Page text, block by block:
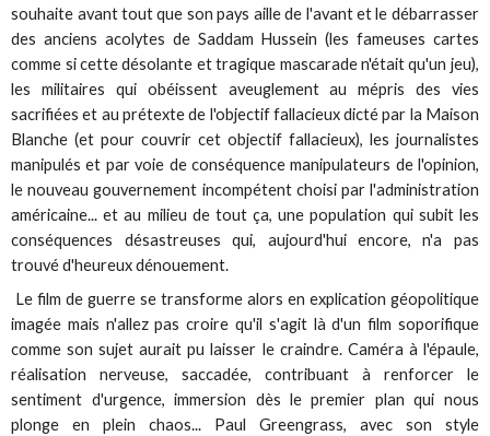
souhaite avant tout que son pays aille de l'avant et le débarrasser
des anciens acolytes de Saddam Hussein (les fameuses cartes
comme si cette désolante et tragique mascarade n'était qu'un jeu),
les militaires qui obéissent aveuglement au mépris des vies
sacrifiées et au prétexte de l'objectif fallacieux dicté par la Maison
Blanche (et pour couvrir cet objectif fallacieux), les journalistes
manipulés et par voie de conséquence manipulateurs de l'opinion,
le nouveau gouvernement incompétent choisi par l'administration
américaine... et au milieu de tout ça, une population qui subit les
conséquences désastreuses qui, aujourd'hui encore, n'a pas
trouvé d'heureux dénouement.
Le film de guerre se transforme alors en explication géopolitique
imagée mais n'allez pas croire qu'il s'agit là d'un film soporifique
comme son sujet aurait pu laisser le craindre. Caméra à l'épaule,
réalisation nerveuse, saccadée, contribuant à renforcer le
sentiment d'urgence, immersion dès le premier plan qui nous
plonge en plein chaos... Paul Greengrass, avec son style